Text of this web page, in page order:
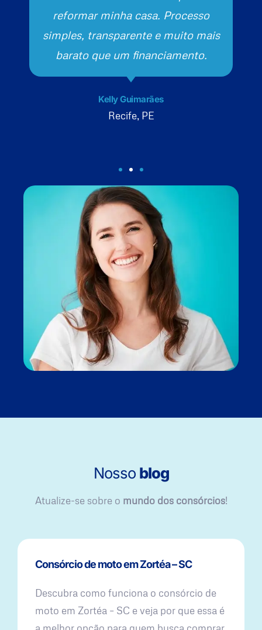
reformar minha casa. Processo
simples, transparente e muito mais
barato que um financiamento.
Kelly Guimarães
Recife, PE
Nosso blog
Atualize-se sobre o mundo dos consórcios!
Consórcio de moto em Zortéa – SC
Descubra como funciona o consórcio de
moto em Zortéa – SC e veja por que essa é